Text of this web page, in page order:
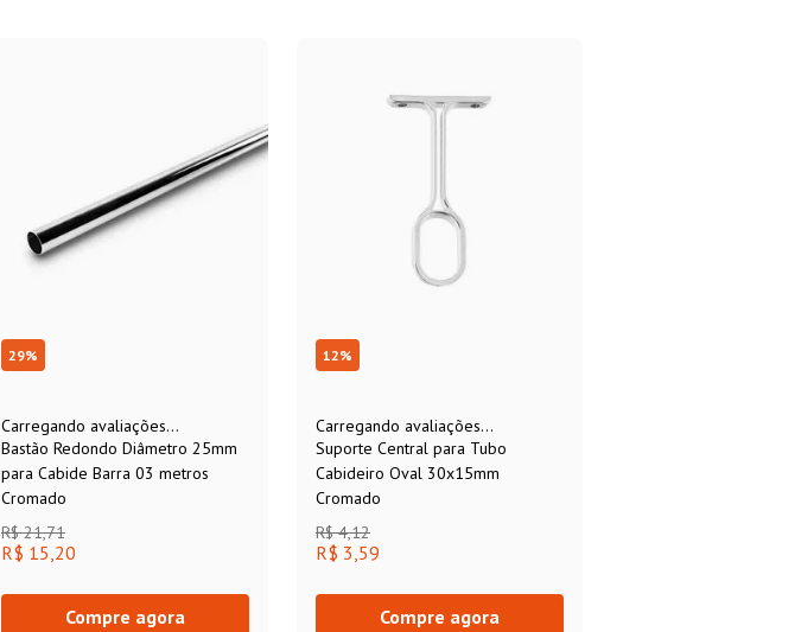
29%
Carregando avaliações...
Bastão Redondo Diâmetro 25mm
para Cabide Barra 03 metros
Cromado
R$ 21,71
R$ 15,20
Compre agora
12%
Carregando avaliações...
Suporte Central para Tubo
Cabideiro Oval 30x15mm
Cromado
R$ 4,12
R$ 3,59
Compre agora